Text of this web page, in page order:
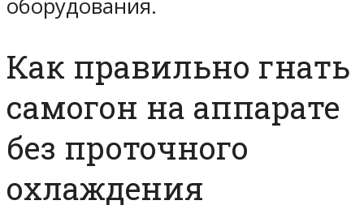
оборудования.
Как правильно гнать
самогон на аппарате
без проточного
охлаждения